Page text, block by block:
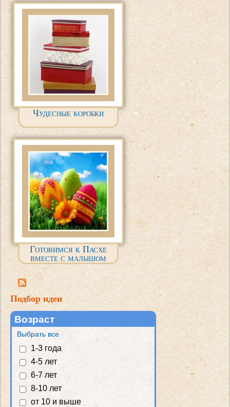
Подбор идеи
Возраст
Выбрать все
1-3 года
4-5 лет
6-7 лет
8-10 лет
от 10 и выше
Чудесные коробки
Готовимся к Пасхе
вместе с малышом